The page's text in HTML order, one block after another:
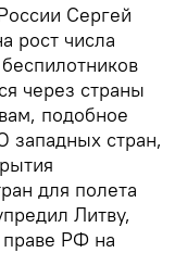
Сергей
рост числа
через страны
подобное
западных стран,
для полета
Литву,
РФ на